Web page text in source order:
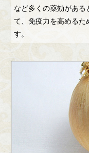
など多くの薬効がある
て、免疫力を高めるた
す。